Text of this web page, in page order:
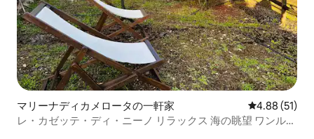
マリーナディカメロータの一軒家 レビュー51
4.88 (51)
レ・カゼッテ・ディ・ニーノ リラックス 海の眺望 ワンルー